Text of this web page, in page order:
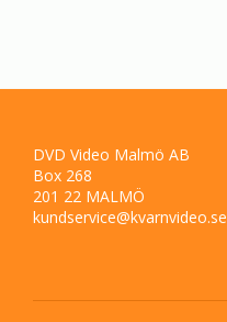
DVD Video Malmö AB
Box 268
201 22 MALMÖ
kundservice@kvarnvideo.se